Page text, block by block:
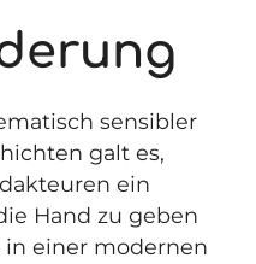
sensibler
galt es,
ein
Hand zu geben
einer modernen